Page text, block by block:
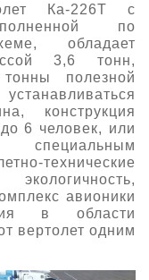
Ка-226Т с
по
обладает
3,6 тонн,
полезной
конструкция
6 человек, или
технические
авионики
в области
вертолет одним